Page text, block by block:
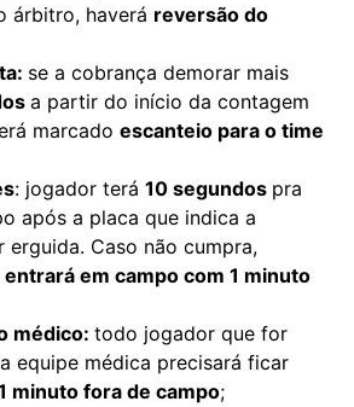
árbitro, haverá reversão do
se a cobrança demorar mais
a partir do início da contagem
marcado escanteio para o time
: jogador terá 10 segundos pra
após a placa que indica a
erguida. Caso não cumpra,
em campo com 1 minuto
médico: todo jogador que for
equipe médica precisará ficar
minuto fora de campo;